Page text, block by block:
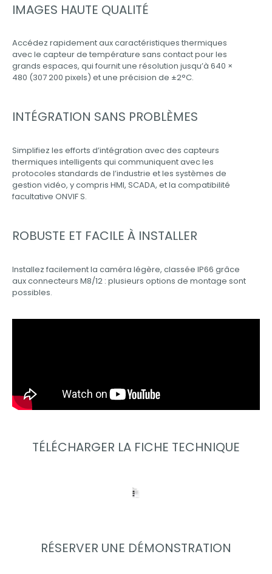
IMAGES HAUTE QUALITÉ
Accédez rapidement aux caractéristiques thermiques
avec le capteur de température sans contact pour les
grands espaces, qui fournit une résolution jusqu’à 640 ×
480 (307 200 pixels) et une précision de ±2°C.
INTÉGRATION SANS PROBLÈMES
Simplifiez les efforts d’intégration avec des capteurs
thermiques intelligents qui communiquent avec les
protocoles standards de l’industrie et les systèmes de
gestion vidéo, y compris HMI, SCADA, et la compatibilité
facultative ONVIF S.
ROBUSTE ET FACILE À INSTALLER
Installez facilement la caméra légère, classée IP66 grâce
aux connecteurs M8/12 : plusieurs options de montage sont
possibles.
TÉLÉCHARGER LA FICHE TECHNIQUE
RÉSERVER UNE DÉMONSTRATION